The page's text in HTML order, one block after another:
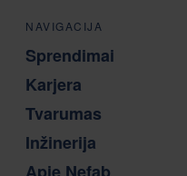
NAVIGACIJA
Sprendimai
Karjera
Tvarumas
Inžinerija
Apie Nefab